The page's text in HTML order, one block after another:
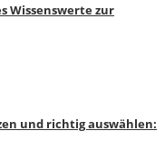
Wissenswerte zur
und richtig auswählen: